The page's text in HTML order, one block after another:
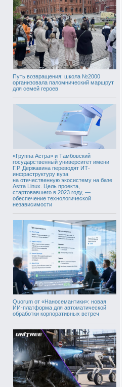
Путь возвращения: школа №2000
организовала паломнический маршрут
для семей героев
«Группа Астра» и Тамбовский
государственный университет имени
Г.Р. Державина переводят ИТ-
инфраструктуру вуза
на отечественную экосистему на базе
Astra Linux. Цель проекта,
стартовавшего в 2023 году, —
обеспечение технологической
независимости
Quorum от «Наносемантики»: новая
ИИ-платформа для автоматической
обработки корпоративных встреч